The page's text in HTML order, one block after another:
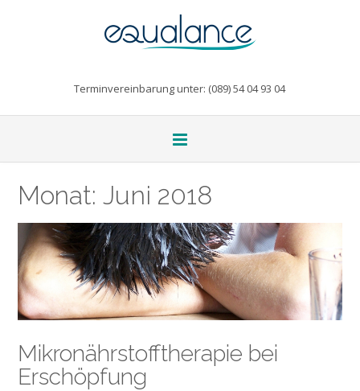
Terminvereinbarung unter: (089) 54 04 93 04
Monat: Juni 2018
Mikronährstofftherapie bei
Erschöpfung